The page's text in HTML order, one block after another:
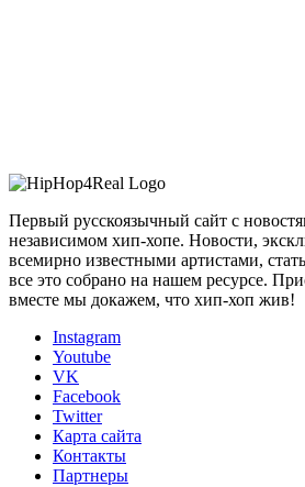
Первый русскоязычный сайт с
независимом хип-хопе. Новости,
всемирно известными артистами,
все это собрано на нашем ресурсе.
вместе мы докажем, что хип-хоп жив!
Instagram
Youtube
VK
Facebook
Twitter
Карта сайта
Контакты
Партнеры